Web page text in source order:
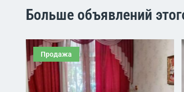
Больше объявлений
Продажа